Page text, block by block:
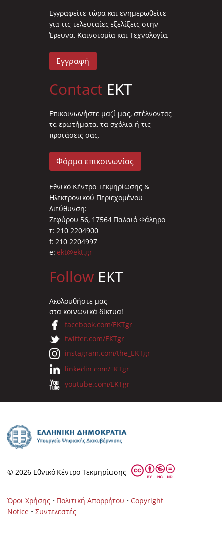
Eγγραφείτε τώρα και ενημερωθείτε
για τις τελευταίες εξελίξεις στην
Έρευνα, Καινοτομία και Τεχνολογία.
Εγγραφή
Contact EKT
Επικοινωνήστε μαζί μας, στέλνοντας
τα ερωτήματα, τα σχόλια ή τις
προτάσεις σας.
Φόρμα επικοινωνίας
Εθνικό Κέντρο Τεκμηρίωσης &
Ηλεκτρονικού Περιεχομένου
Διεύθυνση:
Ζεφύρου 56, 17564 Παλαιό Φάληρο
τ: 210 2204900
f: 210 2204997
e: ekt@ekt.gr
Follow EKT
Ακολουθήστε μας
στα κοινωνικά δίκτυα!
facebook.com/EKTgr
twitter.com/EKTgr
instagram.com/the_EKTgr
linkedin.com/EKTgr
youtube.com/EKTgr
© 2026 Eθνικό Κέντρο Τεκμηρίωσης
Όροι Χρήσης • Πολιτική Απορρήτου • Copyright
Notice • Συντελεστές